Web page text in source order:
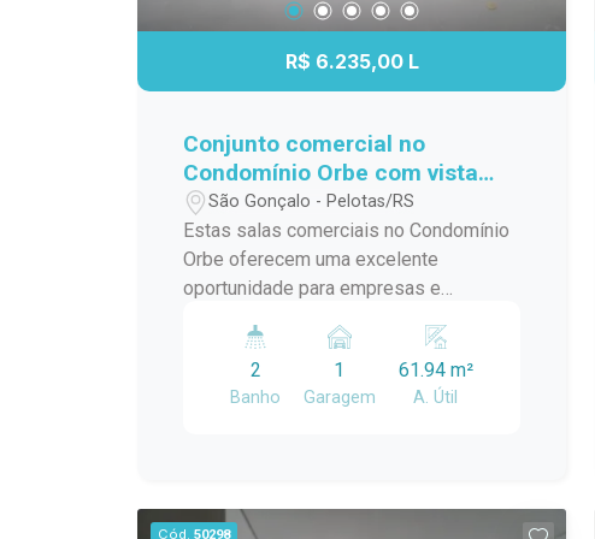
R$ 6.235,00 L
Conjunto comercial no
Condomínio Orbe com vista
para o Parque Una
São Gonçalo - Pelotas/RS
Estas salas comerciais no Condomínio
Orbe oferecem uma excelente
oportunidade para empresas e
espaço, versatilidade e uma localização
estratégica. Com a possibilidade de
utilização conjunta, os ambientes
consultórios ou empresas que desejam
2
Banho
1
Garagem
61.94 m²
A. Útil
Cód. 50298